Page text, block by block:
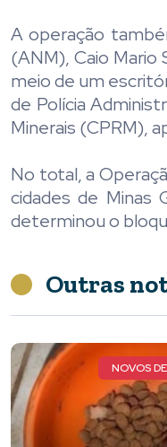
A operação
(ANM), Caio
meio de um
de Polícia
Minerais (CPRM),
No total, a
cidades de Minas
determinou o
Outras